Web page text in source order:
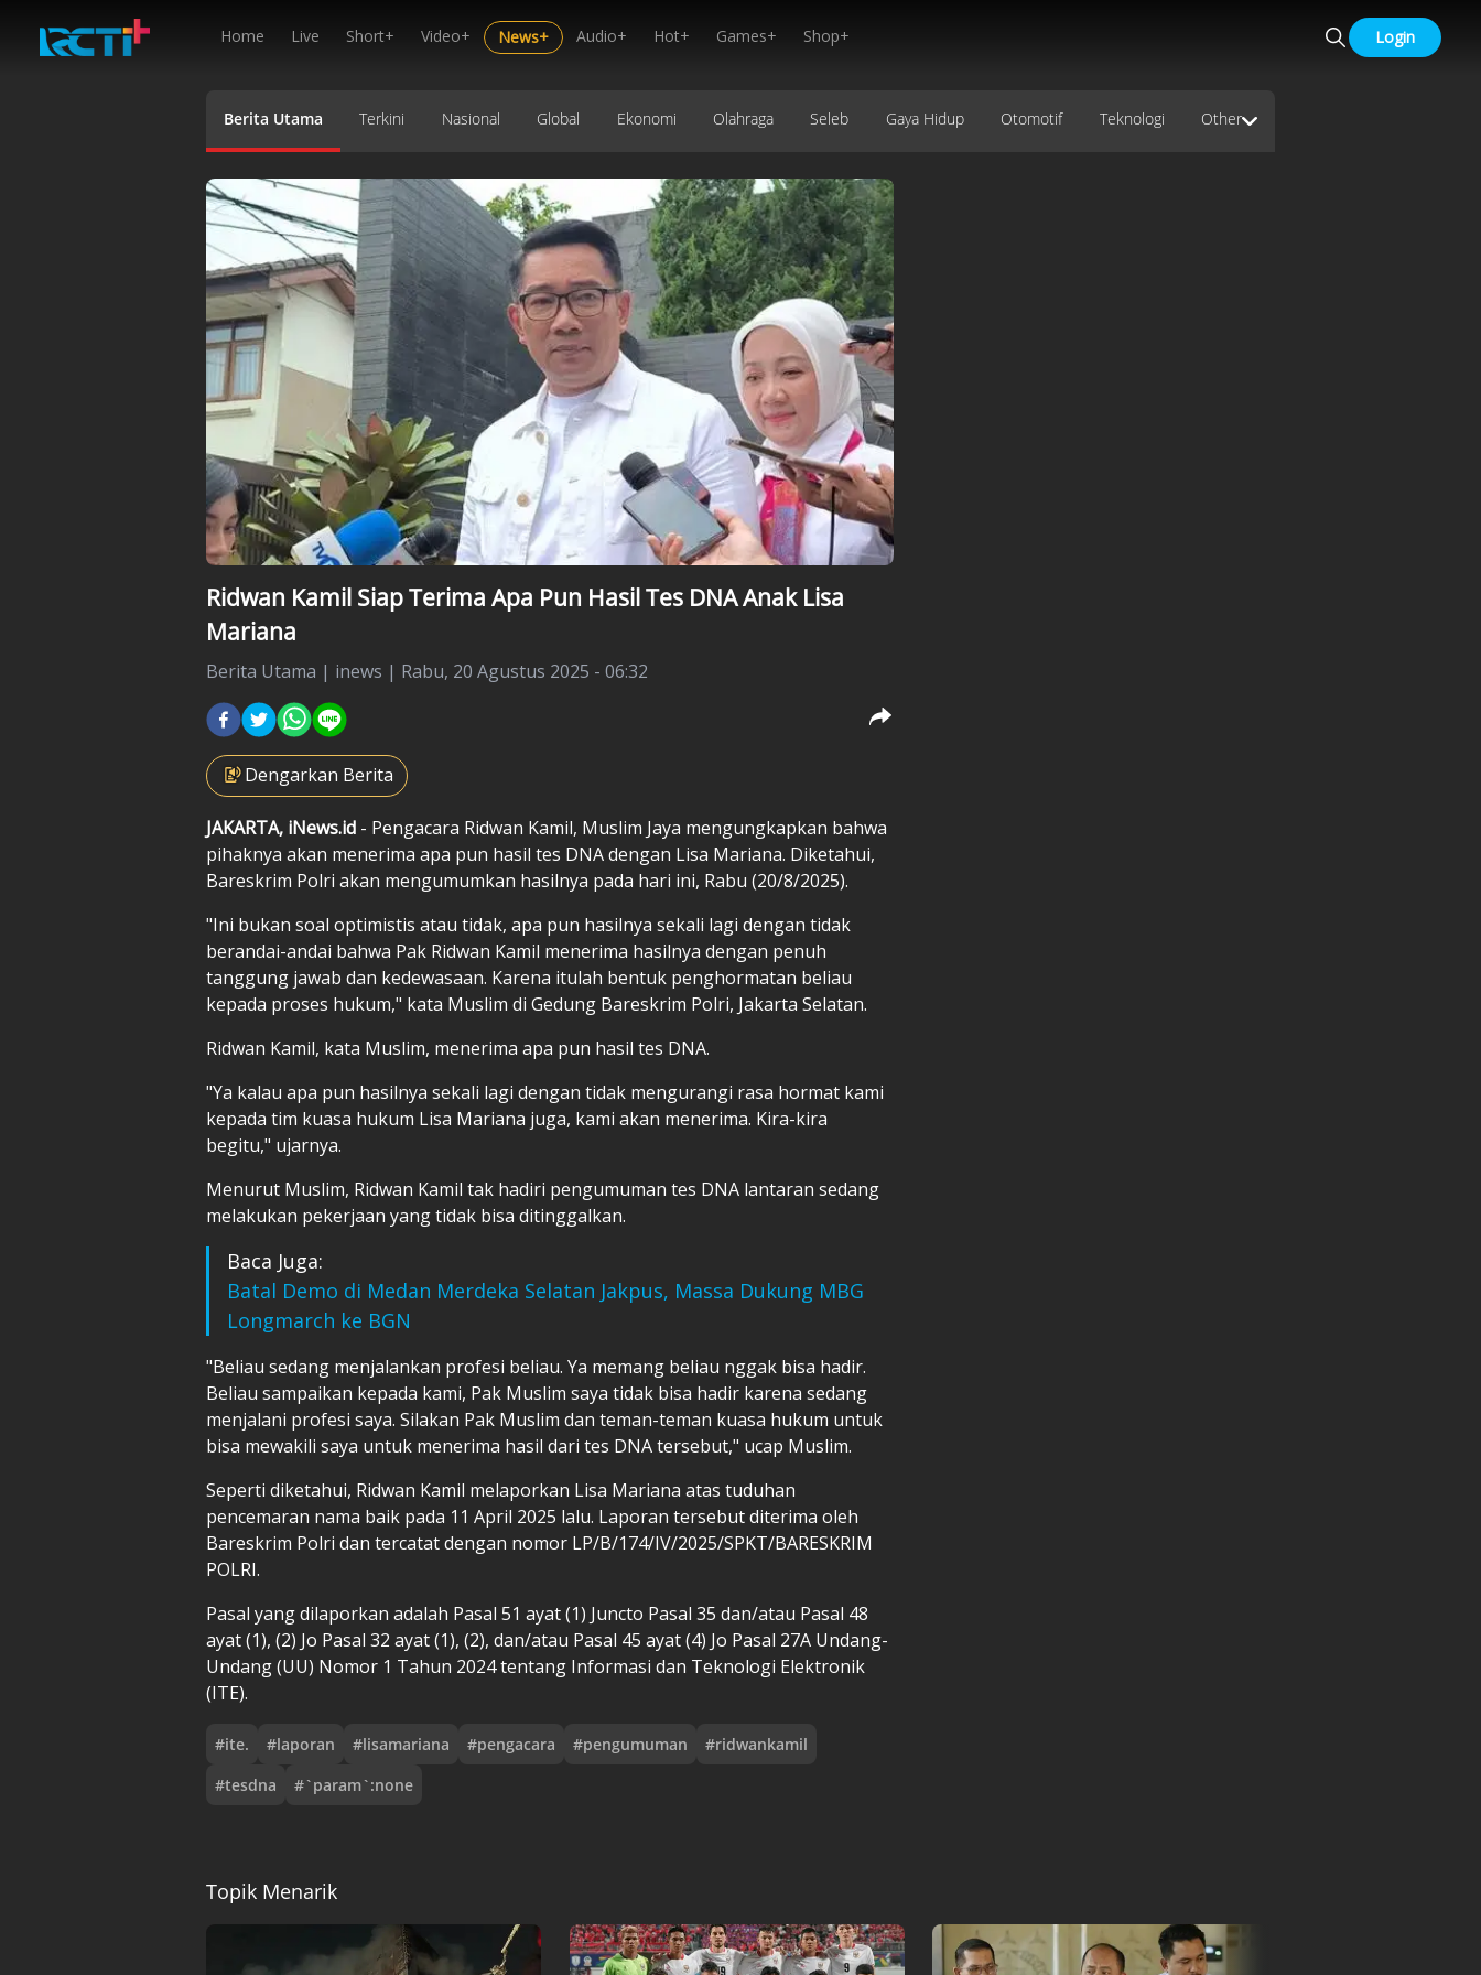
Home Live Short+ Video+ News+ Audio+ Hot+ Games+ Shop+ Login
Berita Utama Terkini Nasional Global Ekonomi Olahraga Seleb Gaya Hidup Otomotif Teknologi Other
Ridwan Kamil Siap Terima Apa Pun Hasil Tes DNA Anak Lisa
Mariana
Berita Utama | inews | Rabu, 20 Agustus 2025 - 06:32
Dengarkan Berita
JAKARTA, iNews.id - Pengacara Ridwan Kamil, Muslim Jaya mengungkapkan bahwa
pihaknya akan menerima apa pun hasil tes DNA dengan Lisa Mariana. Diketahui,
Bareskrim Polri akan mengumumkan hasilnya pada hari ini, Rabu (20/8/2025).
"Ini bukan soal optimistis atau tidak, apa pun hasilnya sekali lagi dengan tidak
berandai-andai bahwa Pak Ridwan Kamil menerima hasilnya dengan penuh
tanggung jawab dan kedewasaan. Karena itulah bentuk penghormatan beliau
kepada proses hukum," kata Muslim di Gedung Bareskrim Polri, Jakarta Selatan.
Ridwan Kamil, kata Muslim, menerima apa pun hasil tes DNA.
"Ya kalau apa pun hasilnya sekali lagi dengan tidak mengurangi rasa hormat kami
kepada tim kuasa hukum Lisa Mariana juga, kami akan menerima. Kira-kira
begitu," ujarnya.
Menurut Muslim, Ridwan Kamil tak hadiri pengumuman tes DNA lantaran sedang
melakukan pekerjaan yang tidak bisa ditinggalkan.
Baca Juga:
Batal Demo di Medan Merdeka Selatan Jakpus, Massa Dukung MBG
Longmarch ke BGN
"Beliau sedang menjalankan profesi beliau. Ya memang beliau nggak bisa hadir.
Beliau sampaikan kepada kami, Pak Muslim saya tidak bisa hadir karena sedang
menjalani profesi saya. Silakan Pak Muslim dan teman-teman kuasa hukum untuk
bisa mewakili saya untuk menerima hasil dari tes DNA tersebut," ucap Muslim.
Seperti diketahui, Ridwan Kamil melaporkan Lisa Mariana atas tuduhan
pencemaran nama baik pada 11 April 2025 lalu. Laporan tersebut diterima oleh
Bareskrim Polri dan tercatat dengan nomor LP/B/174/IV/2025/SPKT/BARESKRIM
POLRI.
Pasal yang dilaporkan adalah Pasal 51 ayat (1) Juncto Pasal 35 dan/atau Pasal 48
ayat (1), (2) Jo Pasal 32 ayat (1), (2), dan/atau Pasal 45 ayat (4) Jo Pasal 27A Undang-
Undang (UU) Nomor 1 Tahun 2024 tentang Informasi dan Teknologi Elektronik
(ITE).
#ite. #laporan #lisamariana #pengacara #pengumuman #ridwankamil
#tesdna #`param`:none
Topik Menarik